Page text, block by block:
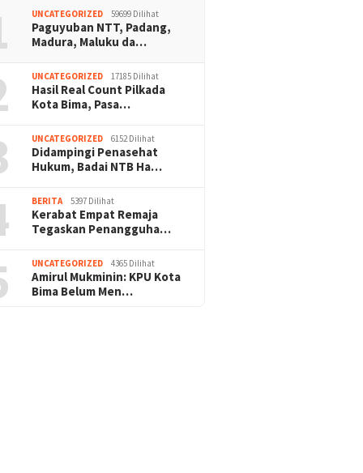
UNCATEGORIZED 59699 Dilihat
Paguyuban NTT, Padang,
Madura, Maluku da…
UNCATEGORIZED 17185 Dilihat
Hasil Real Count Pilkada
Kota Bima, Pasa…
UNCATEGORIZED 6152 Dilihat
Didampingi Penasehat
Hukum, Badai NTB Ha…
BERITA 5397 Dilihat
Kerabat Empat Remaja
Tegaskan Penangguha…
UNCATEGORIZED 4365 Dilihat
Amirul Mukminin: KPU Kota
Bima Belum Men…